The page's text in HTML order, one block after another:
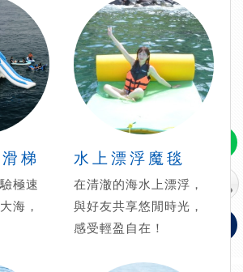
梯
極速
海，
水上漂浮魔毯
在清澈的海水上漂浮，
與好友共享悠閒時光，
感受輕盈自在！